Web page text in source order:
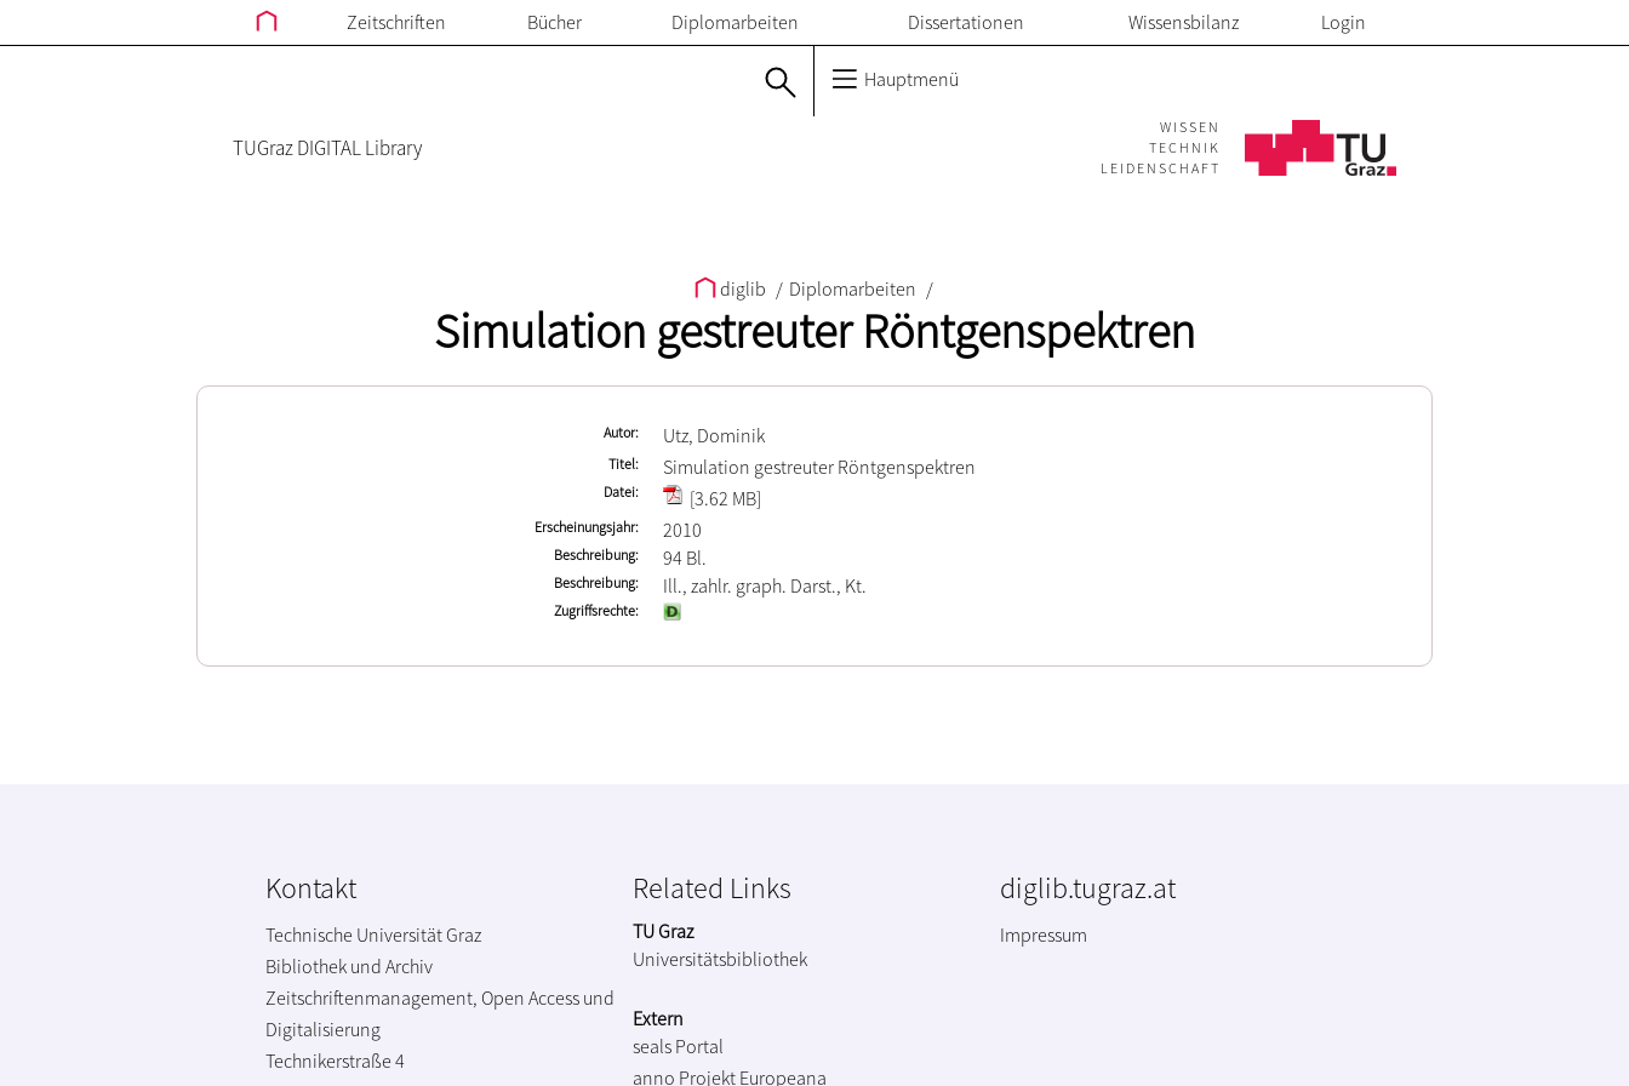
Zeitschriften Bücher Diplomarbeiten Dissertationen Wissensbilanz Login
Hauptmenü
TUGraz DIGITAL Library
WISSEN
TECHNIK
LEIDENSCHAFT
diglib / Diplomarbeiten /
Simulation gestreuter Röntgenspektren
Autor Utz, Dominik
Titel Simulation gestreuter Röntgenspektren
Datei [3.62 MB]
Erscheinungsjahr 2010
Beschreibung 94 Bl.
Beschreibung Ill., zahlr. graph. Darst., Kt.
Zugriffsrechte
Kontakt
Technische Universität Graz
Bibliothek und Archiv
Zeitschriftenmanagement, Open Access und
Digitalisierung
Technikerstraße 4
Related Links
TU Graz
Universitätsbibliothek
Extern
seals Portal
anno Projekt Europeana
diglib.tugraz.at
Impressum